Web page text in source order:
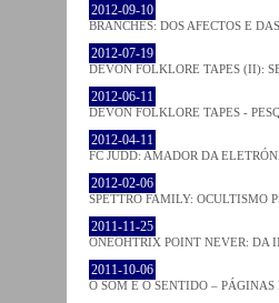
2012-09-10
BRANCHES: DOS AFECTOS E
2012-07-19
DEVON FOLKLORE TAPES (II):
2012-06-11
DEVON FOLKLORE TAPES -
2012-04-11
FC JUDD: AMADOR DA
2012-02-06
SPETTRO FAMILY: OCULTISMO
2011-11-25
ONEOHTRIX POINT NEVER: DA
2011-10-06
O SOM E O SENTIDO –